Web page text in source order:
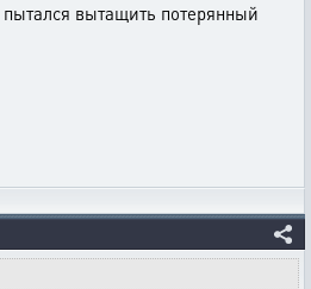
вытащить потерянный